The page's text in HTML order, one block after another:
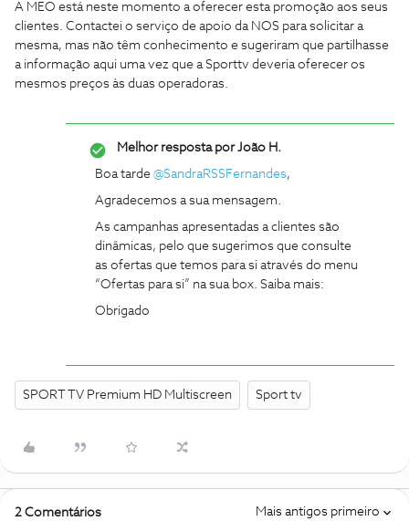
A MEO está neste momento a oferecer esta promoção aos seus
clientes. Contactei o serviço de apoio da NOS para solicitar a
mesma, mas não têm conhecimento e sugeriram que partilhasse
a informação aqui uma vez que a Sporttv deveria oferecer os
mesmos preços às duas operadoras.
Melhor resposta porJoão H.
Boa tarde @SandraRSSFernandes,
Agradecemos a sua mensagem.
As campanhas apresentadas a clientes são
dinâmicas, pelo que sugerimos que consulte
as ofertas que temos para si através do menu
“Ofertas para si” na sua box. Saiba mais:
Obrigado
SPORT TV Premium HD Multiscreen Sport tv
2 Comentários Mais antigos primeiro